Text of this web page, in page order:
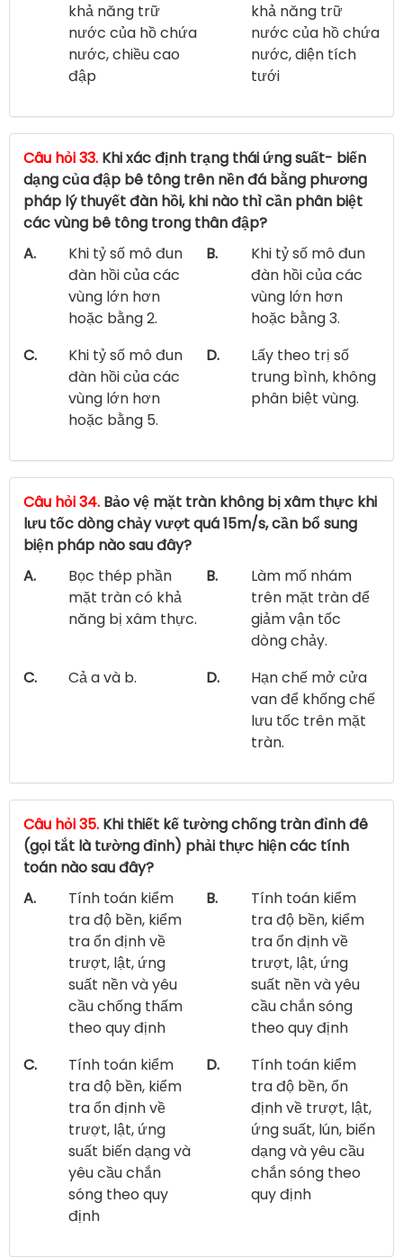
khả năng trữ
nước của hồ chứa
nước, chiều cao
đập
khả năng trữ
nước của hồ chứa
nước, diện tích
tưới
Câu hỏi 33. Khi xác định trạng thái ứng suất- biến
dạng của đập bê tông trên nền đá bằng phương
pháp lý thuyết đàn hồi, khi nào thì cần phân biệt
các vùng bê tông trong thân đập?
A.
Khi tỷ số mô đun
đàn hồi của các
vùng lớn hơn
hoặc bằng 2.
B.
Khi tỷ số mô đun
đàn hồi của các
vùng lớn hơn
hoặc bằng 3.
C.
Khi tỷ số mô đun
đàn hồi của các
vùng lớn hơn
hoặc bằng 5.
D.
Lấy theo trị số
trung bình, không
phân biệt vùng.
Câu hỏi 34. Bảo vệ mặt tràn không bị xâm thực khi
lưu tốc dòng chảy vượt quá 15m/s, cần bổ sung
biện pháp nào sau đây?
A.
Bọc thép phần
mặt tràn có khả
năng bị xâm thực.
B.
Làm mố nhám
trên mặt tràn để
giảm vận tốc
dòng chảy.
C.
Cả a và b. D.
Hạn chế mở cửa
van để khống chế
lưu tốc trên mặt
tràn.
Câu hỏi 35. Khi thiết kế tường chống tràn đỉnh đê
(gọi tắt là tường đỉnh) phải thực hiện các tính
toán nào sau đây?
A.
Tính toán kiểm
tra độ bền, kiểm
tra ổn định về
trượt, lật, ứng
suất nền và yêu
cầu chống thấm
theo quy định
B.
Tính toán kiểm
tra độ bền, kiểm
tra ổn định về
trượt, lật, ứng
suất nền và yêu
cầu chắn sóng
theo quy định
C.
Tính toán kiểm
tra độ bền, kiểm
tra ổn định về
trượt, lật, ứng
suất biến dạng và
yêu cầu chắn
sóng theo quy
định
D.
Tính toán kiểm
tra độ bền, ổn
định về trượt, lật,
ứng suất, lún, biến
dạng và yêu cầu
chắn sóng theo
quy định